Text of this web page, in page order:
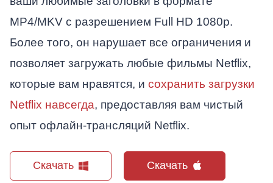
MP4/MKV с разрешением Full HD 1080p.
Более того, он нарушает все ограничения и
позволяет загружать любые фильмы Netflix,
которые вам нравятся, и сохранить загрузки
Netflix навсегда, предоставляя вам чистый
опыт офлайн-трансляций Netflix.
Скачать Скачать